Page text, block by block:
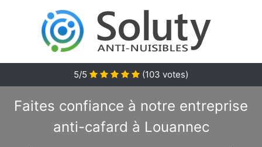
5/5 (103 votes)
Faites confiance à notre entreprise
anti-cafard à Louannec